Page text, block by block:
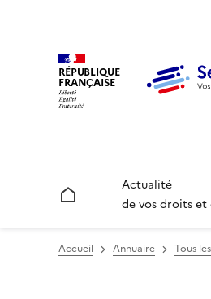
RÉPUBLIQUE
FRANÇAISE
Accueil
Actualité
de vos droits et
Accueil Annuaire Tous